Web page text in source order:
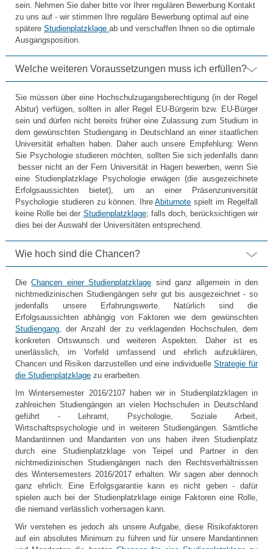
sein. Nehmen Sie daher bitte vor Ihrer regulären Bewerbung Kontakt
zu uns auf - wir stimmen Ihre reguläre Bewerbung optimal auf eine
spätere Studienplatzklage ab und verschaffen Ihnen so die optimale
Ausgangsposition.
Welche weiteren Voraussetzungen muss ich erfüllen?
Sie müssen über eine Hochschulzugangsberechtigung (in der Regel
Abitur) verfügen, sollten in aller Regel EU-Bürgerin bzw. EU-Bürger
sein und dürfen nicht bereits früher eine Zulassung zum Studium in
dem gewünschten Studiengang in Deutschland an einer staatlichen
Universität erhalten haben. Daher auch unsere Empfehlung: Wenn
Sie Psychologie studieren möchten, sollten Sie sich jedenfalls dann
besser nicht an der Fern Universität in Hagen bewerben, wenn Sie
eine Studienplatzklage Psychologie erwägen (die ausgezeichnete
Erfolgsaussichten bietet), um an einer Präsenzuniversität
Psychologie studieren zu können. IhreAbiturnote spielt im Regelfall
keine Rolle bei der Studienplatzklage; falls doch, berücksichtigen wir
dies bei der Auswahl der Universitäten entsprechend.
Wie hoch sind die Chancen?
DieChancen einer Studienplatzklage sind ganz allgemein in den
nichtmedizinischen Studiengängen sehr gut bis ausgezeichnet - so
jedenfalls unsere Erfahrungswerte. Natürlich sind die
Erfolgsaussichten abhängig von Faktoren wie dem gewünschten
Studiengang, der Anzahl der zu verklagenden Hochschulen, dem
konkreten Ortswunsch und weiteren Aspekten. Daher ist es
unerlässlich, im Vorfeld umfassend und ehrlich aufzuklären,
Chancen und Risiken darzustellen und eine individuelleStrategie für
die Studienplatzklagezu erarbeiten.
Im Wintersemester 2016/2107 haben wir in Studienplatzklagen in
zahlreichen Studiengängen an vielen Hochschulen in Deutschland
geführt - Lehramt, Psychologie, Soziale Arbeit,
Wirtschaftspsychologie und in weiteren Studiengängen. Sämtliche
Mandantinnen und Mandanten von uns haben ihren Studienplatz
durch eine Studienplatzklage von Teipel und Partner in den
nichtmedizinischen Studiengängen nach den Rechtsverhältnissen
des Wintersemesters 2016/2017 erhalten. Wir sagen aber dennoch
ganz ehrlich: Eine Erfolgsgarantie kann es nicht geben - dafür
spielen auch bei der Studienplatzklage einige Faktoren eine Rolle,
die niemand verlässlich vorhersagen kann.
Wir verstehen es jedoch als unsere Aufgabe, diese Risikofaktoren
auf ein absolutes Minimum zu führen und für unsere Mandantinnen